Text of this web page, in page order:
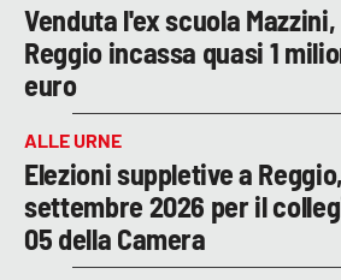
Venduta l'ex scuola
Reggio incassa quasi 1
euro
ALLE URNE
Elezioni suppletive a
settembre 2026 per il
05 della Camera